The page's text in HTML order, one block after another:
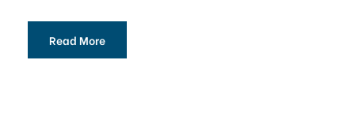
Read More